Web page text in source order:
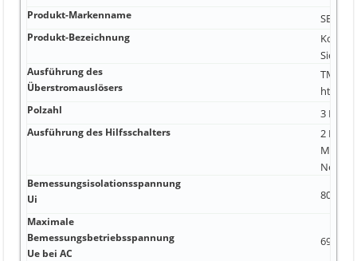
Produkt-Markenname
Produkt-Bezeichnung
Ausführung des
Überstromauslösers
TM240
https://
Polzahl 3 Nein
Ausführung des Hilfsschalters
2
Nein
Bemessungsisolationsspannung
Ui
800 V
Maximale
Bemessungsbetriebsspannung
Ue bei AC
690 V